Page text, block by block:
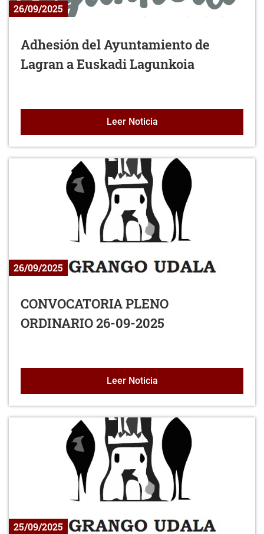
26/09/2025
Adhesión del Ayuntamiento de
Lagran a Euskadi Lagunkoia
Leer NoticiaAdhesión del
26/09/2025
CONVOCATORIA PLENO
ORDINARIO 26-09-2025
Leer NoticiaCONVOCATORIA
25/09/2025